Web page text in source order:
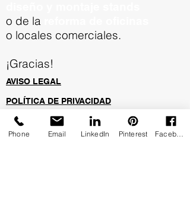
o de la
o locales comerciales.
¡Gracias!
AVISO LEGAL
POLÍTICA DE PRIVACIDAD
© 2021
Dysenyo Stands
Phone Email LinkedIn Pinterest